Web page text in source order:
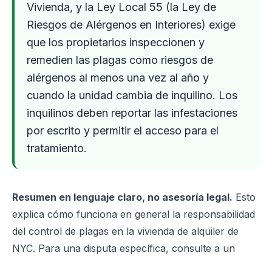
Vivienda, y la Ley Local 55 (la Ley de
Riesgos de Alérgenos en Interiores) exige
que los propietarios inspeccionen y
remedien las plagas como riesgos de
alérgenos al menos una vez al año y
cuando la unidad cambia de inquilino. Los
inquilinos deben reportar las infestaciones
por escrito y permitir el acceso para el
tratamiento.
Resumen en lenguaje claro, no asesoría legal. Esto
explica cómo funciona en general la responsabilidad
del control de plagas en la vivienda de alquiler de
NYC. Para una disputa específica, consulte a un